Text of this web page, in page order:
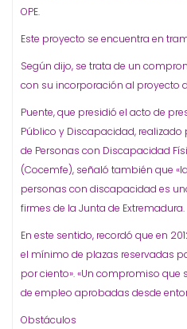
OPE.
Este proyecto se encuentra en
Según dijo, se trata de un
con su incorporación al proyecto
Puente, que presidió el acto de
Público y Discapacidad,
de Personas con Discapacidad
(Cocemfe), señaló también que
personas con discapacidad es
firmes de la Junta de Extremadura.
En este sentido, recordó que en
el mínimo de plazas reservadas
por ciento». «Un compromiso
de empleo aprobadas desde
Obstáculos